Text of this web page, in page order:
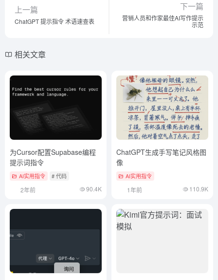
上一篇
ChatGPT 提示指令 术语速查表
下一篇
营销人员和作家最佳AI写作提示
示范
相关文章
为Cursor配置Supabase编程
提示词指令
AI实用指令 # 代码
2年前 90.4K
ChatGPT生成手写笔记风格图
像
AI实用指令
1年前 110.9K